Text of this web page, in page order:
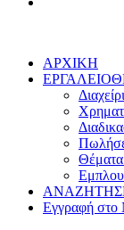
ΑΡΧΙΚΗ
Θέματα
Εγγραφή στο